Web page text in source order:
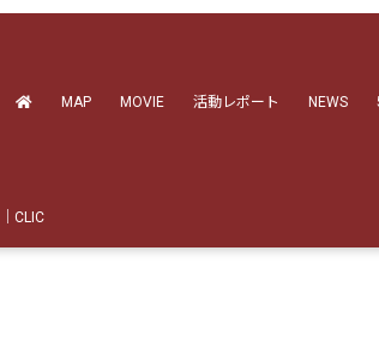
MAP MOVIE 活動レポート NEWS
CLIC